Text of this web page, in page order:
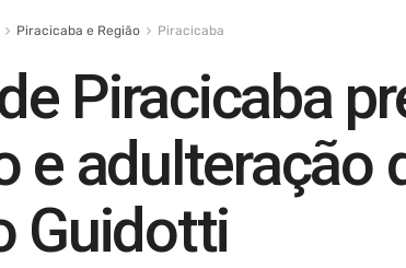
Piracicaba e Região Piracicaba
Piracicaba
e adulteração
Guidotti